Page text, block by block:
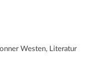
Westen, Literatur